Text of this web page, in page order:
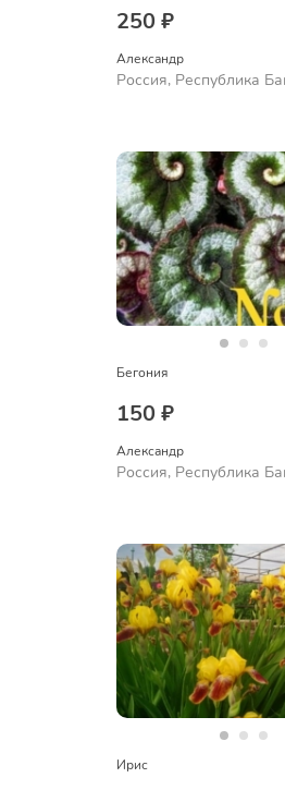
250 ₽
Александр
Россия, Республика
Бегония
150 ₽
Александр
Россия, Республика
Ирис